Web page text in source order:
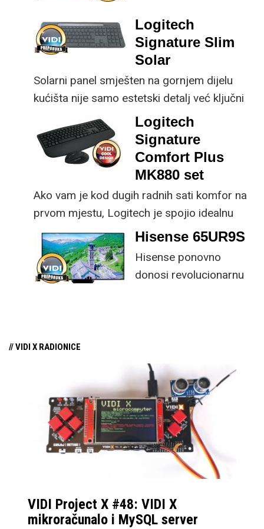
ključne svakom
korisniku.
male ustupke možete
osjetno uštedjeti pri
kupnji.
Logitech
Signature Slim
Solar
Solarni panel smješten na gornjem dijelu
kućišta nije samo estetski detalj već ključni
dio koncepta ovog proizvoda, jer koristi
energiju prirodnog ili umjetnog svjetla za
rad.
Logitech
Signature
Comfort Plus
MK880 set
Ako vam je kod dugih radnih sati komfor na
prvom mjestu, Logitech je spojio idealnu
kombinaciju tipkovnice i miša s naprednim
funkcijama.
Hisense 65UR9S
Hisense ponovno
donosi revolucionarnu
// VIDI X RADIONICE
VIDI Project X #48: VIDI X
mikroračunalo i MySQL server